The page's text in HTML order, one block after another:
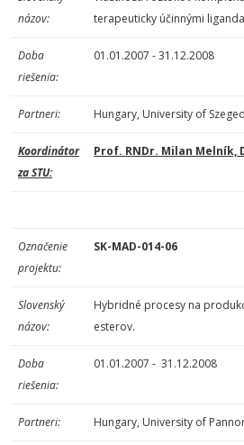
názov:
terapeuticky účinnými
Doba
riešenia:
01.01.2007 - 31.12.2008
Partneri: Hungary, University of
Koordinátor
za STU:
Prof. RNDr. Milan Melník,
Označenie
projektu:
SK-MAD-014-06
Slovenský
názov:
Hybridné procesy na
esterov.
Doba
riešenia:
01.01.2007 - 31.12.2008
Partneri: Hungary, University of